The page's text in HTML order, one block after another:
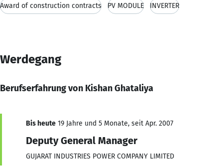
Award of construction contracts PV MODULE INVERTER
Werdegang
Berufserfahrung von Kishan Ghataliya
Bis heute 19 Jahre und 5 Monate, seit Apr. 2007
Deputy General Manager
GUJARAT INDUSTRIES POWER COMPANY LIMITED